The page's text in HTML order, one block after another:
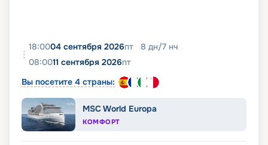
18:0004 сентября 2026пт 8 дн/7 нч
08:0011 сентября 2026пт
Вы посетите 4 страны:
MSC World Europa
КОМФОРТ